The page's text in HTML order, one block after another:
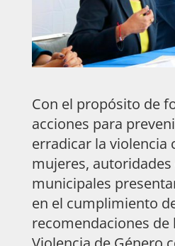
Con el propósito de
acciones para
erradicar la violencia
mujeres, autoridades
municipales
en el cumplimiento
recomendaciones de